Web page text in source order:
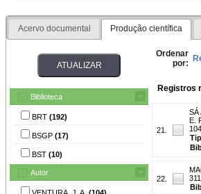
Acervo documental Produção científica
Biblioteca
BRT (192)
BSGP (17)
BST (10)
Autor
VENTURA, J. A. (104)
Ordenar
por:
Registros
21.
SÁ
E.
22.